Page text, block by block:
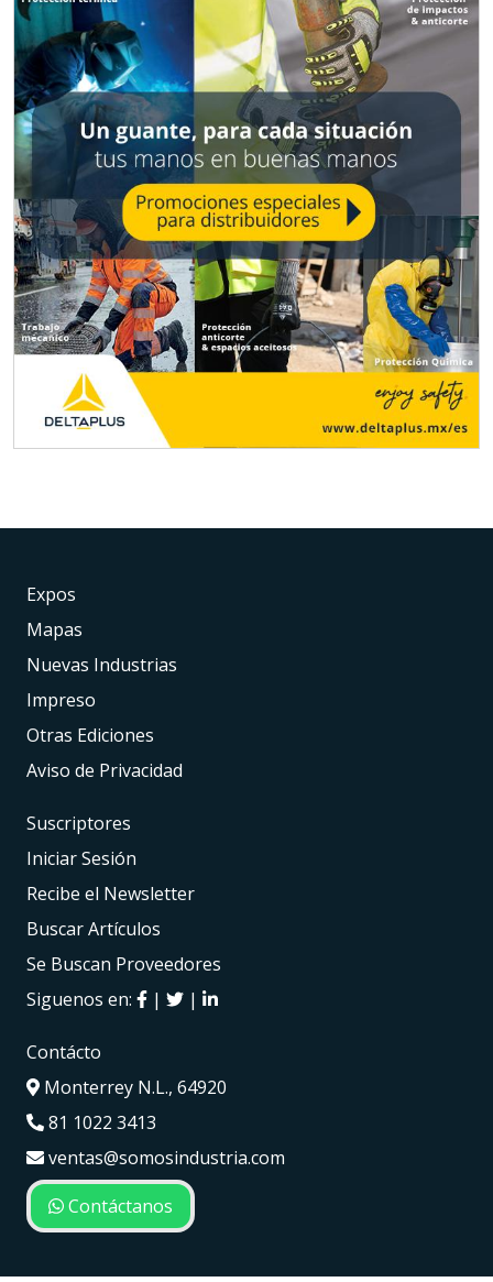
Expos
Mapas
Nuevas Industrias
Impreso
Otras Ediciones
Aviso de Privacidad
Suscriptores
Iniciar Sesión
Recibe el Newsletter
Buscar Artículos
Se Buscan Proveedores
Siguenos en:
| |
Contácto
Monterrey N.L., 64920
81 1022 3413
ventas@somosindustria.com
Contáctanos